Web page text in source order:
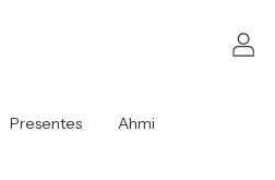
Presentes Ahmi